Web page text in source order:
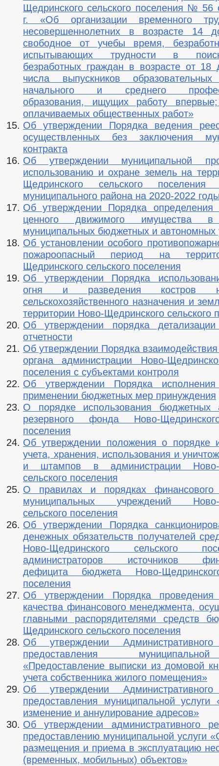
Щедринского сельского поселения № 56
г. «Об организации временного
несовершеннолетних в возрасте
свободное от учебы время,
испытывающих трудности в
безработных граждан в возрасте от
числа выпускников
начального и среднего
образования, ищущих работу
оплачиваемых общественных работ»
Об утверждении Порядка ведения
осуществленных без заключения
контракта
Об утверждении муниципальной
использованию и охране земель на
Щедринского сельского поселения
муниципального района на 2020-2022
Об утверждении Порядка определения
ценного движимого имущества в
муниципальных бюджетных и автономных
Об установлении особого
пожароопасный период на
Щедринского сельского поселения
Об утверждении Порядка
огня и разведения костров
сельскохозяйственного назначения и
территории Ново-Щедринского сельского
Об утверждении порядка
отчетности
Об утверждении Порядка
органа администрации Ново-
поселения с субъектами контроля
Об утверждении Порядка
применении бюджетных мер принуждения
О порядке использования бюджетных
резервного фонда Ново-
поселения
Об утверждении положения о порядке
учета, хранения, использования и
и штампов в администрации Ново-
сельского поселения
О правилах и порядках финансового
муниципальных учреждений Ново-
сельского поселения
Об утверждении Порядка
денежных обязательств получателей
Ново-Щедринского сельского
администраторов источников
дефицита бюджета Ново-
поселения
Об утверждении Порядка проведения
качества финансового менеджмента,
главными распорядителями средств
Щедринского сельского поселения
Об утверждении Административного
предоставления
«Предоставление выписки из домовой
учета собственника жилого помещения»
Об утверждении Административного
предоставления муниципальной услуги
изменение и аннулирование адресов»
Об утверждении административного
предоставлению муниципальной услуги
размещения и приема в эксплуатацию
(временных, мобильных) объектов»